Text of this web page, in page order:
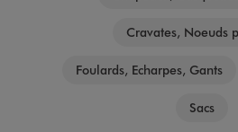
Cravates, Noeuds
Foulards, Echarpes, Gants
Sacs